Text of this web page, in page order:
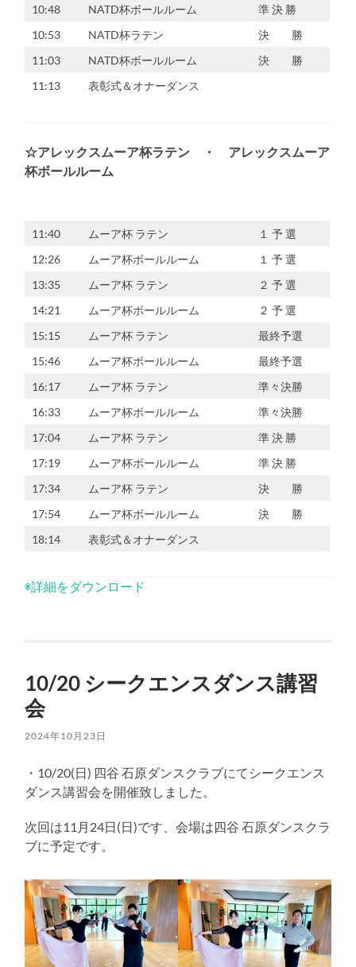
10:48
NATD杯ボールルーム
準 決 勝
10:53
NATD杯ラテン
決 勝
11:03
NATD杯ボールルーム
決 勝
11:13
表彰式＆オナーダンス
☆アレックスムーア杯ラテン ・ アレックスムーア
杯ボールルーム
11:40 ムーア杯 ラテン
１ 予 選
12:26
ムーア杯ボールルーム
１ 予 選
13:35
ムーア杯 ラテン
２ 予 選
14:21
ムーア杯ボールルーム
２ 予 選
15:15
ムーア杯 ラテン
最終予選
15:46
ムーア杯ボールルーム
最終予選
16:17
ムーア杯 ラテン
準々決勝
16:33
ムーア杯ボールルーム
準々決勝
17:04
ムーア杯 ラテン
準 決 勝
17:19
ムーア杯ボールルーム
準 決 勝
17:34
ムーア杯 ラテン
決 勝
17:54
ムーア杯ボールルーム
決 勝
18:14
表彰式＆オナーダンス
◉詳細をダウンロード
10/20 シークエンスダンス講習
会
2024年10月23日
・10/20(日) 四谷 石原ダンスクラブにてシークエンス
ダンス講習会を開催致しました。
次回は11月24日(日)です、会場は四谷 石原ダンスクラ
ブに予定です。